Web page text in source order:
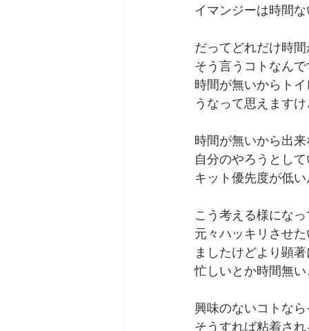
劇団 Avan 劇伴が出来るまで
イマンジーは時間
だってどれだけ時
そう言うコトなん
時間が無いからト
うなって思えます
時間が無いから出
自分のやろうとし
キット優先度が低
こう考える様にな
元々ハッキリさせ
ましたけどより顕
忙しいとか時間無
興味のないコトな
そうすれば粘着さ